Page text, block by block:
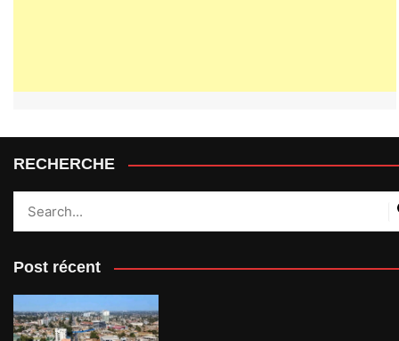
RECHERCHE
Post récent